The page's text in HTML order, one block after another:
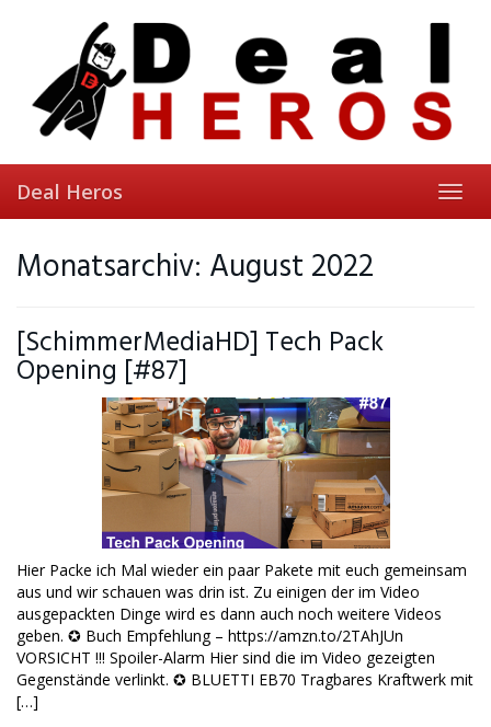
Deal Heros
Monatsarchiv: August 2022
[SchimmerMediaHD] Tech Pack
Opening [#87]
Hier Packe ich Mal wieder ein paar Pakete mit euch gemeinsam
aus und wir schauen was drin ist. Zu einigen der im Video
ausgepackten Dinge wird es dann auch noch weitere Videos
geben. ✪ Buch Empfehlung – https://amzn.to/2TAhJUn
VORSICHT !!! Spoiler-Alarm Hier sind die im Video gezeigten
Gegenstände verlinkt. ✪ BLUETTI EB70 Tragbares Kraftwerk mit
[…]